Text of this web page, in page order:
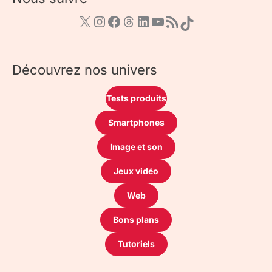
Découvrez nos univers
Tests produits
Smartphones
Image et son
Jeux vidéo
Web
Bons plans
Tutoriels